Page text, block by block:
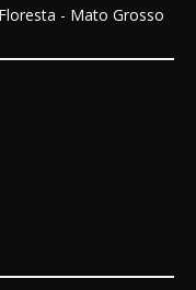
- Mato Grosso